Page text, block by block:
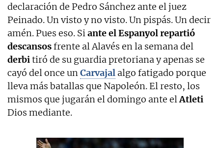
declaración de Pedro Sánchez ante el juez
Peinado. Un visto y no visto. Un pispás. Un decir
amén. Pues eso. Siante el Espanyol repartió
descansosfrente al Alavés en la semana del
derbitiró de su guardia pretoriana y apenas se
cayó del once unCarvajal algo fatigado porque
lleva más batallas que Napoleón. El resto, los
mismos que jugarán el domingo ante elAtleti
Dios mediante.